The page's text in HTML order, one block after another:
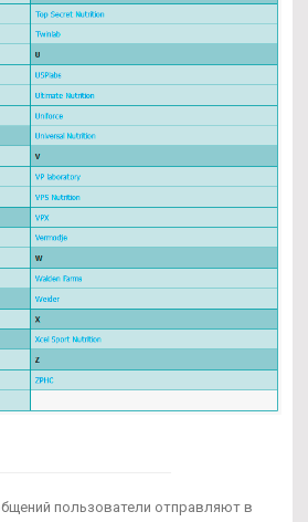
пользователи отправляют в